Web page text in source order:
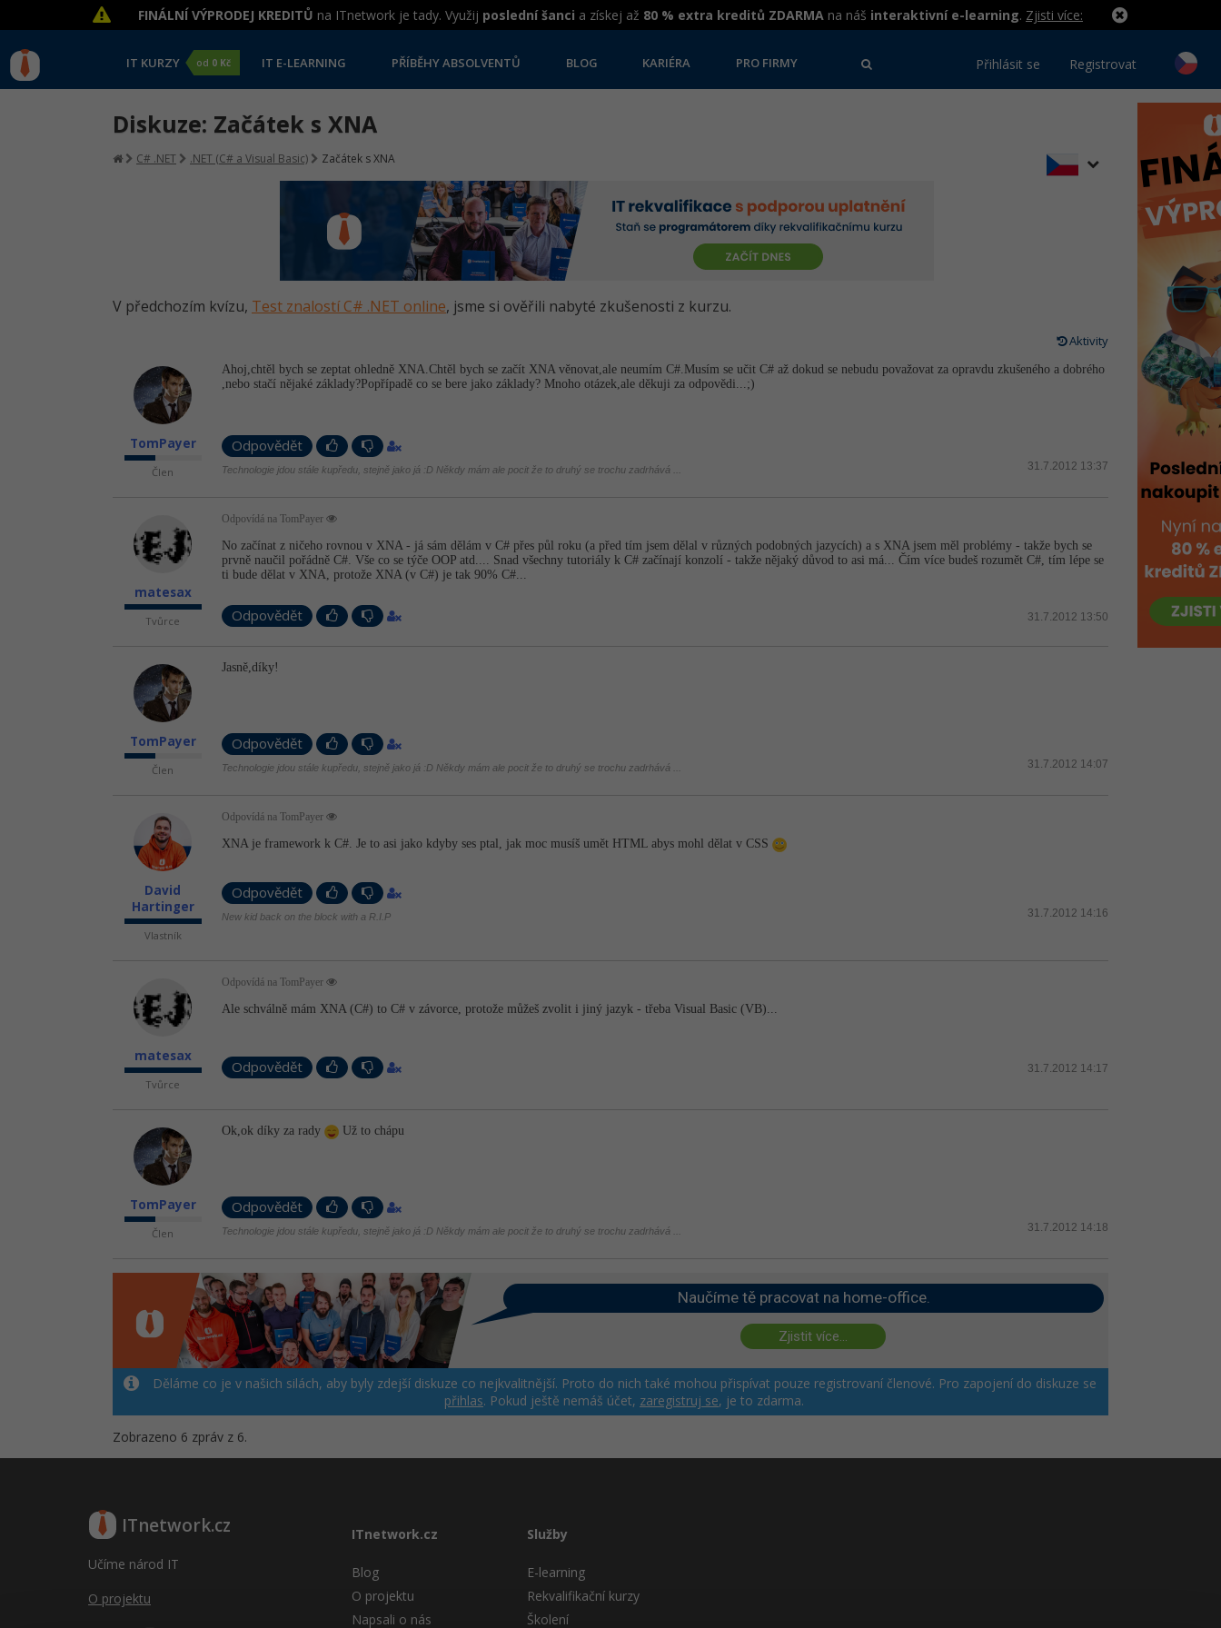
FINÁLNÍ VÝPRODEJ KREDITŮ na ITnetwork je tady. Využij poslední šanci a získej až 80 % extra kreditů ZDARMA na náš interaktivní e-learning. Zjisti více:
IT KURZY od 0 Kč IT E-LEARNING PŘÍBĚHY ABSOLVENTŮ BLOG KARIÉRA PRO FIRMY Přihlásit se Registrovat
Diskuze: Začátek s XNA
C# .NET .NET (C# a Visual Basic) Začátek s XNA
V předchozím kvízu, Test znalostí C# .NET online, jsme si ověřili nabyté zkušenosti z kurzu.
Aktivity
TomPayer
Člen
Ahoj,chtěl bych se zeptat ohledně XNA.Chtěl bych se začít XNA věnovat,ale neumím C#.Musím se učit C# až dokud se nebudu považovat za opravdu zkušeného a dobrého
,nebo stačí nějaké základy?Popřípadě co se bere jako základy? Mnoho otázek,ale děkuji za odpovědi...;)
Odpovědět
31.7.2012 13:37
Technologie jdou stále kupředu, stejně jako já :D Někdy mám ale pocit že to druhý se trochu zadrhává ...
matesax
Tvůrce
Odpovídá na TomPayer
No začínat z ničeho rovnou v XNA - já sám dělám v C# přes půl roku (a před tím jsem dělal v různých podobných jazycích) a s XNA jsem měl problémy - takže bych se
prvně naučil pořádně C#. Vše co se týče OOP atd.... Snad všechny tutoriály k C# začínají konzolí - takže nějaký důvod to asi má... Čím více budeš rozumět C#, tím lépe se
ti bude dělat v XNA, protože XNA (v C#) je tak 90% C#...
Odpovědět 31.7.2012 13:50
TomPayer
Člen
Jasně,díky!
Odpovědět
31.7.2012 14:07
Technologie jdou stále kupředu, stejně jako já :D Někdy mám ale pocit že to druhý se trochu zadrhává ...
David
Hartinger
Vlastník
Odpovídá na TomPayer
XNA je framework k C#. Je to asi jako kdyby ses ptal, jak moc musíš umět HTML abys mohl dělat v CSS
Odpovědět
31.7.2012 14:16
New kid back on the block with a R.I.P
matesax
Tvůrce
Odpovídá na TomPayer
Ale schválně mám XNA (C#) to C# v závorce, protože můžeš zvolit i jiný jazyk - třeba Visual Basic (VB)...
Odpovědět 31.7.2012 14:17
TomPayer
Člen
Ok,ok díky za rady Už to chápu
Odpovědět
31.7.2012 14:18
Technologie jdou stále kupředu, stejně jako já :D Někdy mám ale pocit že to druhý se trochu zadrhává ...
Naučíme tě pracovat na home-office.
Zjistit více...
Děláme co je v našich silách, aby byly zdejší diskuze co nejkvalitnější. Proto do nich také mohou přispívat pouze registrovaní členové. Pro zapojení do diskuze se
přihlas. Pokud ještě nemáš účet, zaregistruj se, je to zdarma.
Zobrazeno 6 zpráv z 6.
ITnetwork.cz
Učíme národ IT
O projektu
ITnetwork.cz
Blog
O projektu
Napsali o nás
Služby
E-learning
Rekvalifikační kurzy
Školení